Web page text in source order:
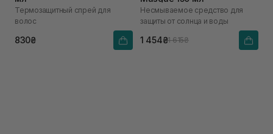
Термозащитный спрей для
волос
830₴
Несмываемое средство для
защиты от солнца и воды
1 454₴1 615₴